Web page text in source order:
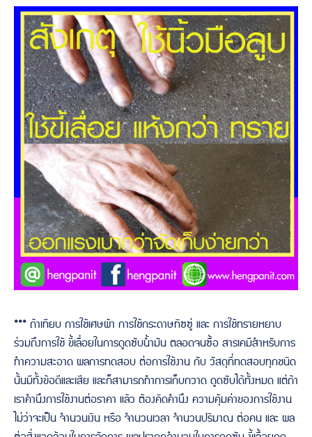
*** ถ้าเทียบ การใช้เศษผ้า การใช้กระดาษทิซซู่ และ การใช้ทรายหยาบ
ร่วมถึงการใช้ ขี้เลื่อยในการดูดซับน้ำมัน ตลอดจนซื้อ สารเคมีสำหรับการ
ทำความสะอาด ผลการทดสอบ ต่อการใช้งาน กับ วัสดุที่ทดสอบทุกชนิด
นั้นมีทั้งข้อดีและเสีย และก็สามารถทำการเก็บกวาด ดูดซับได้ทั้งหมด แต่ถ้า
เราคำนึงการใช้งานต่อราคา แล้ว ต้องคิดคำนึง ความคุ้มค่าของการใช้งาน
ไม่ว่าจะเป็น จำนวนเงิน หรือ จำนวนเวลา จำนวนปริมาณ ต่อคน และ ผล